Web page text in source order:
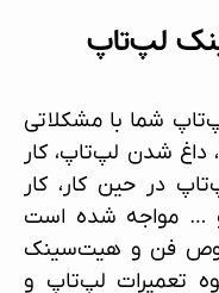
لپ‌تاپ
شما با مشکلاتی
شدن لپ‌تاپ، کار
در حین کار، کار
… مواجه شده است
خصوص فن و هیت‌سینک
تعمیرات لپ‌تاپ و